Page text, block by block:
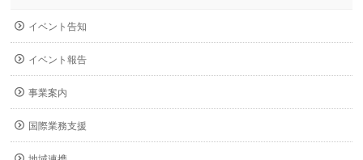
イベント告知
イベント報告
事業案内
国際業務支援